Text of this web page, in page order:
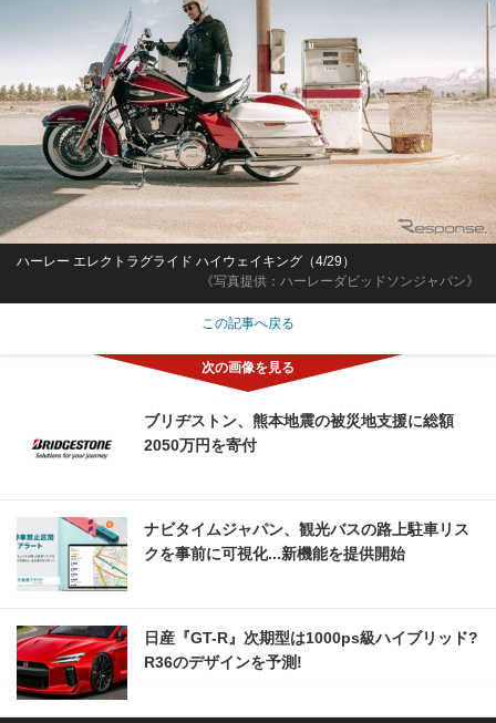
《写真提供：ハーレーダビッドソンジャパン》
ハーレー エレクトラグライド ハイウェイキング（4/29）
この記事へ戻る
ブリヂストン、熊本地震の被災地支援に総額
2050万円を寄付
ナビタイムジャパン、観光バスの路上駐車リス
クを事前に可視化...新機能を提供開始
日産『GT-R』次期型は1000ps級ハイブリッド?
R36のデザインを予測!